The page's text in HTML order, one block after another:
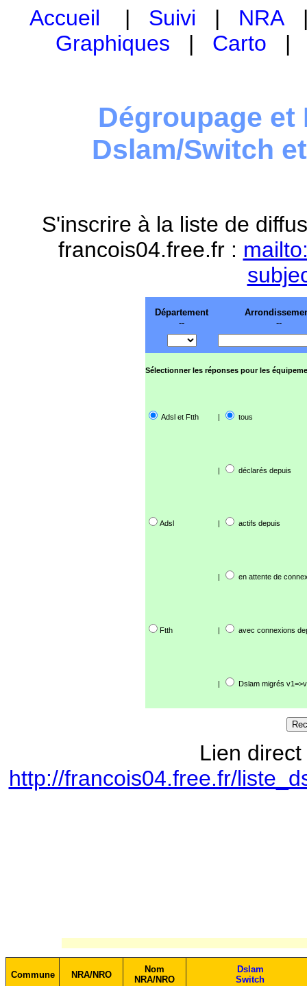
Accueil | Suivi | NRA
Graphiques | Carto
Dégroupage et
Dslam/Switch
S'inscrire à la liste de
francois04.free.fr :
Département
--
--
Sélectionner les réponses pour les
Adsl et Ftth | tous
| déclarés depuis
Adsl | actifs depuis
| en attente de
Ftth | avec connexions
| Dslam migrés
Lien
http://francois04.free.fr/
Commune NRA/NRO
Nom
NRA/NRO
Dslam
Switch